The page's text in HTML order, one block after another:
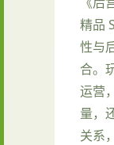
精品
性与
合。
运营
量，
关系